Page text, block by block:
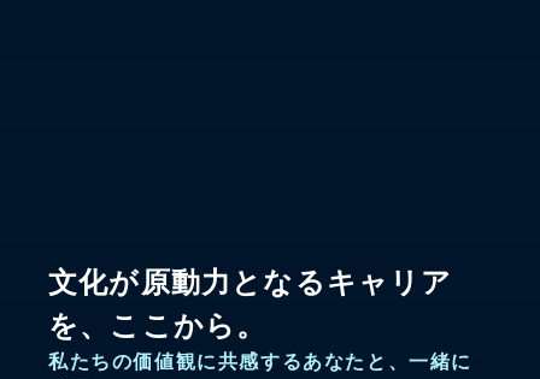
文化が原動力となるキャリア
を、ここから。
私たちの価値観に共感するあなたと、一緒に